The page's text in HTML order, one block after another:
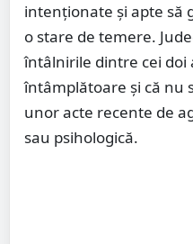
intenționate și apte să
o stare de temere.
întâlnirile dintre cei
întâmplătoare și că nu
unor acte recente de
sau psihologică.